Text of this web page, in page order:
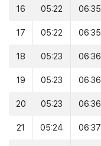
16 05:22 06:35
17 05:22 06:35
18 05:23 06:36
19 05:23 06:36
20 05:23 06:36
21 05:24 06:37